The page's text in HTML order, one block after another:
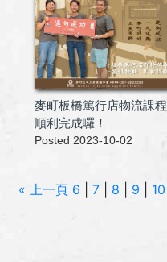
麥町板橋篤行店物流課程
順利完成囉！
Posted 2023-10-02
« 上一頁 6 7 8 9 10